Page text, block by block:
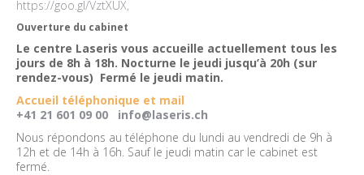
https://goo.gl/VztXUX,
Ouverture du cabinet
Le centre Laseris vous accueille actuellement tous les
jours de 8h à 18h. Nocturne le jeudi jusqu’à 20h (sur
rendez-vous) Fermé le jeudi matin.
Accueil téléphonique et mail
+41 21 601 09 00
info@laseris.ch
Nous répondons au téléphone du lundi au vendredi de 9h à
12h et de 14h à 16h. Sauf le jeudi matin car le cabinet est
fermé.